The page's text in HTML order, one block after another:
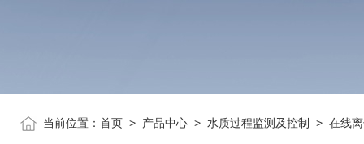
当前位置： 首页 > 产品中心 > 水质过程监测及控制 > 在线